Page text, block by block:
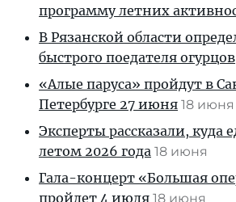
программу летних
В Рязанской области
быстрого поедателя огурцов
«Алые паруса» пройдут в
Петербурге 27 июня 18 июня
Эксперты рассказали, куда
летом 2026 года 18 июня
Гала-концерт «Большая
пройдет 4 июля 18 июня